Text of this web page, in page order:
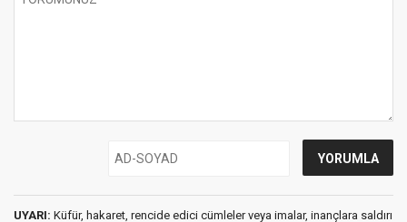
UYARI: Küfür, hakaret, rencide edici cümleler veya imalar, inançlara saldırı